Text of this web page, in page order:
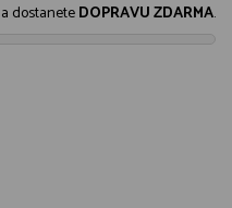
a dostaneteDOPRAVU ZDARMA.